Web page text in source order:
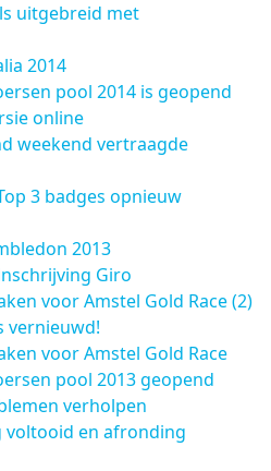
uitgebreid met
2014
pool 2014 is geopend
online
weekend vertraagde
3 badges opnieuw
2013
Giro
voor Amstel Gold Race (2)
vernieuwd!
voor Amstel Gold Race
pool 2013 geopend
verholpen
voltooid en afronding